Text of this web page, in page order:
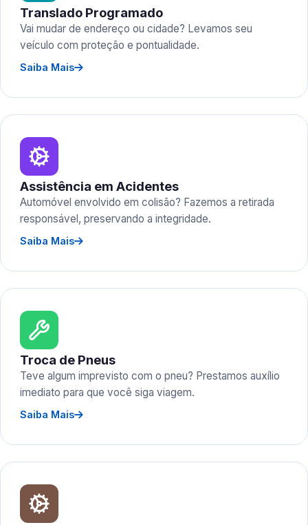
Translado Programado
Vai mudar de endereço ou cidade? Levamos seu
veículo com proteção e pontualidade.
Saiba Mais
Assistência em Acidentes
Automóvel envolvido em colisão? Fazemos a retirada
responsável, preservando a integridade.
Saiba Mais
Troca de Pneus
Teve algum imprevisto com o pneu? Prestamos auxílio
imediato para que você siga viagem.
Saiba Mais